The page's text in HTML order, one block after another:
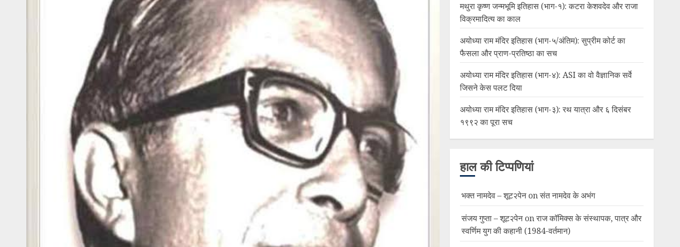
मथुरा कृष्ण जन्मभूमि इतिहास (भाग-१): कटरा केशवदेव और राजा
विक्रमादित्य का काल
अयोध्या राम मंदिर इतिहास (भाग-५/अंतिम): सुप्रीम कोर्ट का
फैसला और प्राण-प्रतिष्ठा का सच
अयोध्या राम मंदिर इतिहास (भाग-४): ASI का वो वैज्ञानिक सर्वे
जिसने केस पलट दिया
अयोध्या राम मंदिर इतिहास (भाग-३): रथ यात्रा और ६ दिसंबर
१९९२ का पूरा सच
हाल की टिप्पणियां
भक्त नामदेव – शूट२पेनonसंत नामदेव के अभंग
संजय गुप्ता – शूट२पेनonराज कॉमिक्स के संस्थापक, पात्र और
स्वर्णिम युग की कहानी (1984-वर्तमान)